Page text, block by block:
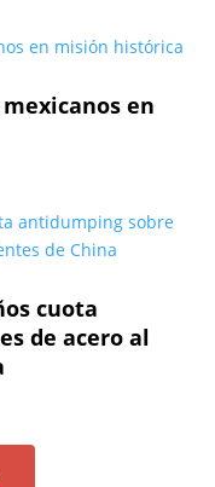
en
cuota
de acero al